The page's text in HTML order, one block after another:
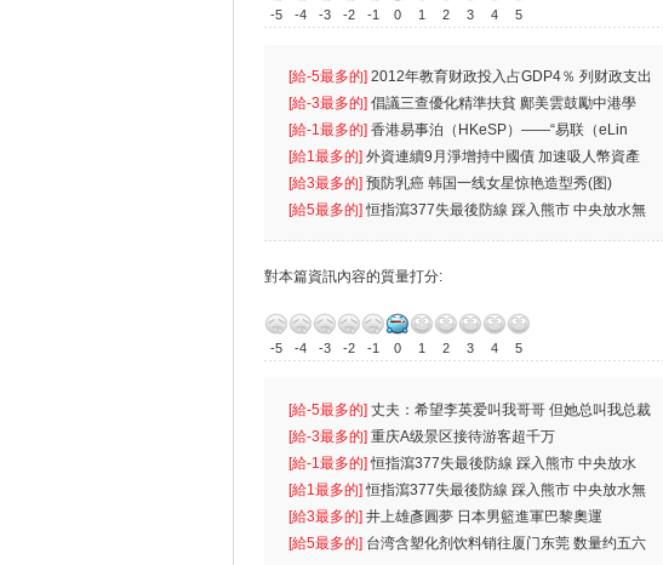
-5 -4 -3 -2 -1 0 1 2 3 4 5
[給-5最多的] 2012年教育财政投入占GDP4％ 列财政支出
首位
[給-3最多的] 倡議三查優化精準扶貧 鄺美雲鼓勵中港學
生
[給-1最多的] 香港易事泊（HKeSP）——“易联（eLin
k）”项目
[給1最多的] 外資連續9月淨增持中國債 加速吸人幣資產
[給3最多的] 预防乳癌 韩国一线女星惊艳造型秀(图)
[給5最多的]恒指瀉377失最後防線 踩入熊市 中央放水無
對本篇資訊內容的質量打分:
-5 -4 -3 -2 -1 0 1 2 3 4 5
[給-5最多的] 丈夫：希望李英爱叫我哥哥 但她总叫我总裁
先
[給-3最多的] 重庆A级景区接待游客超千万
[給-1最多的]恒指瀉377失最後防線 踩入熊市 中央放水
無
[給1最多的]恒指瀉377失最後防線 踩入熊市 中央放水無
[給3最多的] 井上雄彥圓夢 日本男籃進軍巴黎奧運
[給5最多的] 台湾含塑化剂饮料销往厦门东莞 数量约五六